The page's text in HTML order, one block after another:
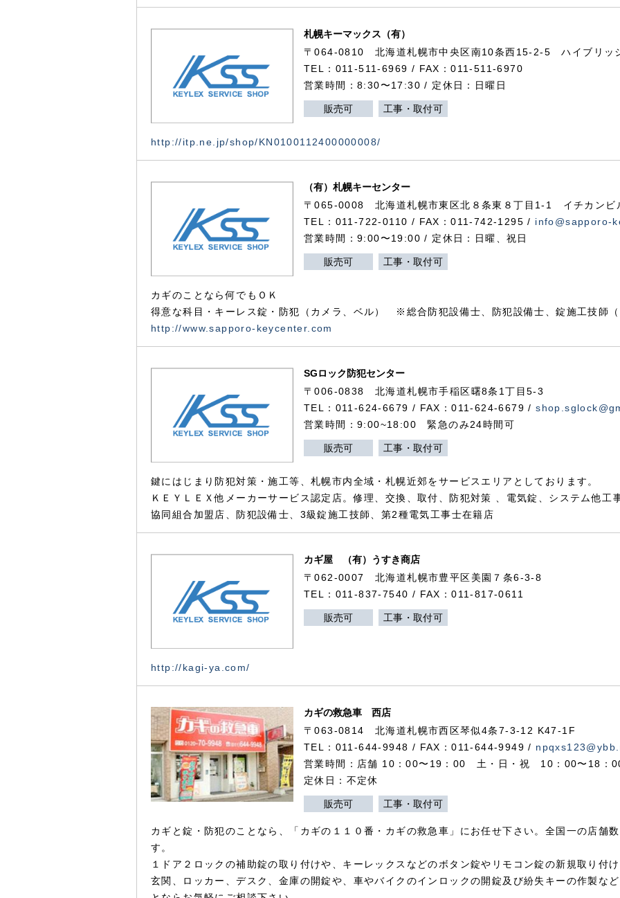
札幌キーマックス（有）
〒064-0810 北海道札幌市中央区南10条西15-2-5 ハイブリッ
TEL：011-511-6969 / FAX：011-511-6970
営業時間：8:30〜17:30 / 定休日：日曜日
販売可 工事・取付可
http://itp.ne.jp/shop/KN0100112400000008/
（有）札幌キーセンター
〒065-0008 北海道札幌市東区北８条東８丁目1-1 イチカンビ
TEL：011-722-0110 / FAX：011-742-1295 / info@sapporo-
営業時間：9:00〜19:00 / 定休日：日曜、祝日
販売可 工事・取付可
カギのことなら何でもＯＫ
得意な科目・キーレス錠・防犯（カメラ、ベル） ※総合防犯設備士、防犯設備士、錠施工技師
http://www.sapporo-keycenter.com
SGロック防犯センター
〒006-0838 北海道札幌市手稲区曙8条1丁目5-3
TEL：011-624-6679 / FAX：011-624-6679 /
営業時間：9:00~18:00 緊急のみ24時間可
販売可 工事・取付可
鍵にはじまり防犯対策・施工等、札幌市内全域・札幌近郊をサービスエリアとしております。
ＫＥＹＬＥＸ他メーカーサービス認定店。修理、交換、取付、防犯対策 、電気錠、システム他工
協同組合加盟店、防犯設備士、3級錠施工技師、第2種電気工事士在籍店
カギ屋 （有）うすき商店
〒062-0007 北海道札幌市豊平区美園７条6-3-8
TEL：011-837-7540 / FAX：011-817-0611
販売可 工事・取付可
http://kagi-ya.com/
カギの救急車 西店
〒063-0814 北海道札幌市西区琴似4条7-3-12 K47-1F
TEL：011-644-9948 / FAX：011-644-9949 /
営業時間：店舗 10：00〜19：00 土・日・祝 10：00〜18：
定休日：不定休
販売可 工事・取付可
カギと錠・防犯のことなら、「カギの１１０番・カギの救急車」にお任せ下さい。全国一の店舗
す。
１ドア２ロックの補助錠の取り付けや、キーレックスなどのボタン錠やリモコン錠の新規取り付
玄関、ロッカー、デスク、金庫の開錠や、車やバイクのインロックの開錠及び紛失キーの作製な